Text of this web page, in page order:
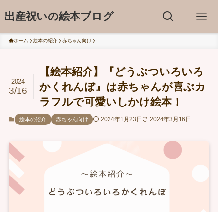
出産祝いの絵本ブログ
ホーム 絵本の紹介 赤ちゃん向け
【絵本紹介】『どうぶついろいろ
かくれんぼ』は赤ちゃんが喜ぶカ
ラフルで可愛いしかけ絵本！
2024
3/16
絵本の紹介 赤ちゃん向け 2024年1月23日 2024年3月16日